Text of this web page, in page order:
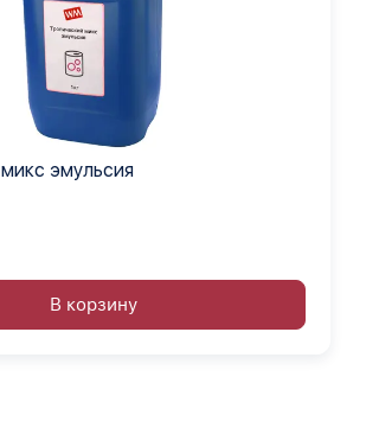
эмульсия
В корзину